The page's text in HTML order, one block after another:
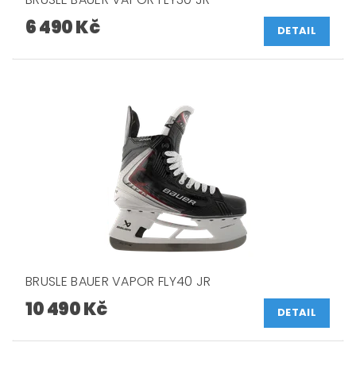
6 490 Kč DETAIL
BRUSLE BAUER VAPOR FLY40 JR
10 490 Kč DETAIL